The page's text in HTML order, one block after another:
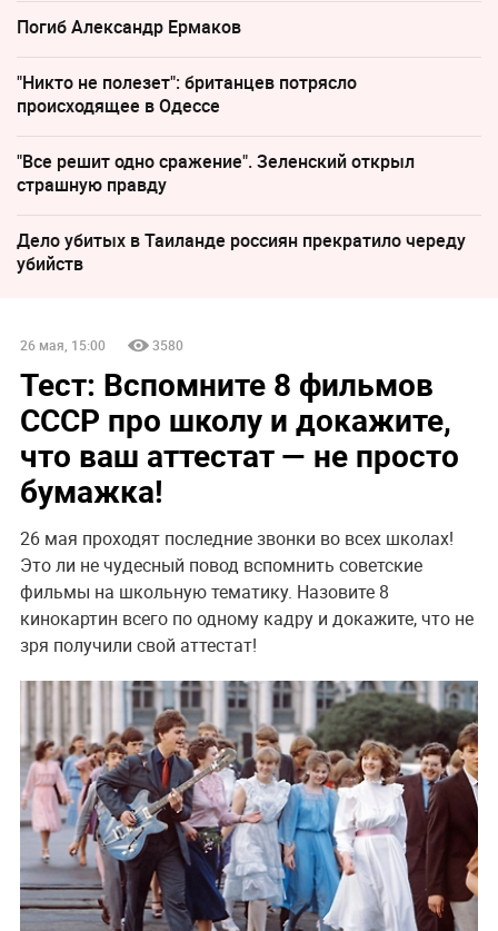
Погиб Александр Ермаков
"Никто не полезет": британцев потрясло
происходящее в Одессе
"Все решит одно сражение". Зеленский открыл
страшную правду
Дело убитых в Таиланде россиян прекратило череду
убийств
26 мая, 15:00 3580
Тест: Вспомните 8 фильмов
СССР про школу и докажите,
что ваш аттестат — не просто
бумажка!
26 мая проходят последние звонки во всех школах!
Это ли не чудесный повод вспомнить советские
фильмы на школьную тематику. Назовите 8
кинокартин всего по одному кадру и докажите, что не
зря получили свой аттестат!